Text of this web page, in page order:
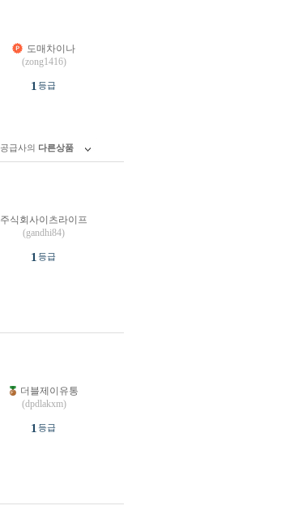
도매차이나
(zong1416)
1 등급
공급사의 다른상품
주식회사이츠라이프
(gandhi84)
1 등급
더블제이유통
(dpdlakxm)
1 등급